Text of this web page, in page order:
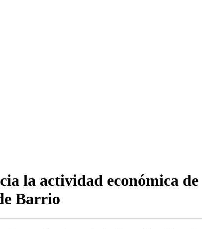
la actividad económica de
Barrio